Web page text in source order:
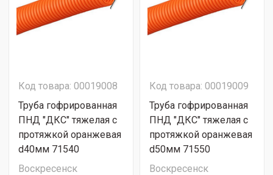
Код товара: 00019008
Труба гофрированная
ПНД "ДКС" тяжелая с
протяжкой оранжевая
d40мм 71540
Воскресенск
Код товара: 00019009
Труба гофрированная
ПНД "ДКС" тяжелая с
протяжкой оранжевая
d50мм 71550
Воскресенск